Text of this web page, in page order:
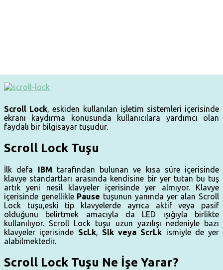
Scroll Lock, eskiden kullanılan işletim sistemleri içerisinde
ekranı kaydırma konusunda kullanıcılara yardımcı olan
faydalı bir bilgisayar tuşudur.
Scroll Lock Tuşu
İlk defa IBM tarafından bulunan ve kısa süre içerisinde
klavye standartları arasında kendisine bir yer tutan bu tuş
artık yeni nesil klavyeler içerisinde yer almıyor. Klavye
içerisinde genellikle Pause tuşunun yanında yer alan Scroll
Lock tuşu,eski tip klavyelerde ayrıca aktif veya pasif
olduğunu belirtmek amacıyla da LED ışığıyla birlikte
kullanılıyor. Scroll Lock tuşu uzun yazılışı nedeniyle bazı
klavyeler içerisinde ScLk, Slk veya ScrLk ismiyle de yer
alabilmektedir.
Scroll Lock Tuşu Ne İşe Yarar?